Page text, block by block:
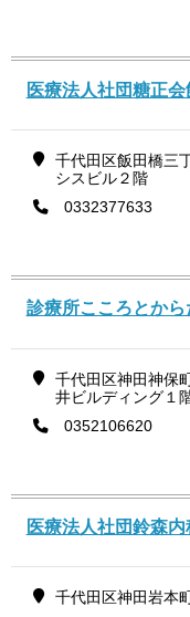
医療法人社団糖正
千代田区飯田橋三
シスビル２階
0332377633
診療所こころとか
千代田区神田神保
井ビルディング１
0352106620
医療法人社団鈴森
千代田区神田岩本